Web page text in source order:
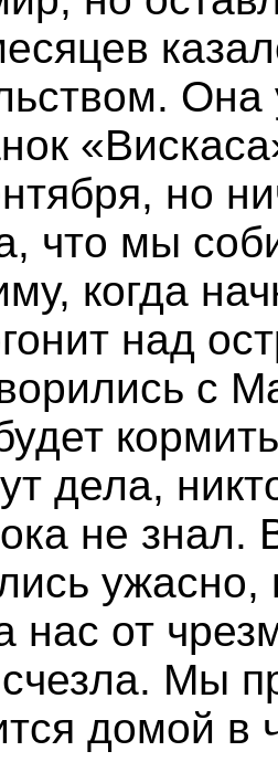
но
что мы
когда
над
с
дела,
не знал.
нас от
Мы
домой в